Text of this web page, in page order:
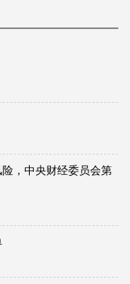
，中央财经委员会第